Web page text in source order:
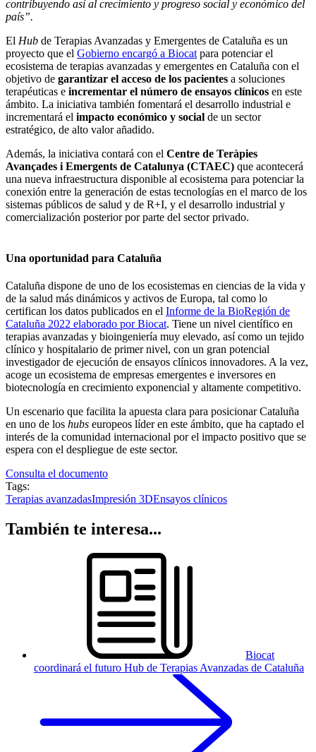
contribuyendo así al crecimiento y progreso social y económico del
país”.
El Hub de Terapias Avanzadas y Emergentes de Cataluña es un
proyecto que el Gobierno encargó a Biocat para potenciar el
ecosistema de terapias avanzadas y emergentes en Cataluña con el
objetivo de garantizar el acceso de los pacientes a soluciones
terapéuticas e incrementar el número de ensayos clínicos en este
ámbito. La iniciativa también fomentará el desarrollo industrial e
incrementará el impacto económico y social de un sector
estratégico, de alto valor añadido.
Además, la iniciativa contará con el Centre de Teràpies
Avançades i Emergents de Catalunya (CTAEC) que acontecerá
una nueva infraestructura disponible al ecosistema para potenciar la
conexión entre la generación de estas tecnologías en el marco de los
sistemas públicos de salud y de R+I, y el desarrollo industrial y
comercialización posterior por parte del sector privado.
Una oportunidad para Cataluña
Cataluña dispone de uno de los ecosistemas en ciencias de la vida y
de la salud más dinámicos y activos de Europa, tal como lo
certifican los datos publicados en el Informe de la BioRegión de
Cataluña 2022 elaborado por Biocat. Tiene un nivel científico en
terapias avanzadas y bioingeniería muy elevado, así como un tejido
clínico y hospitalario de primer nivel, con un gran potencial
investigador de ejecución de ensayos clínicos innovadores. A la vez,
acoge un ecosistema de empresas emergentes e inversores en
biotecnología en crecimiento exponencial y altamente competitivo.
Un escenario que facilita la apuesta clara para posicionar Cataluña
en uno de los hubs europeos líder en este ámbito, que ha captado el
interés de la comunidad internacional por el impacto positivo que se
espera con el despliegue de este sector.
Consulta el documento
Tags:
Terapias avanzadasImpresión 3DEnsayos clínicos
También te interesa...
Biocat
coordinará el futuro Hub de Terapias Avanzadas de Cataluña